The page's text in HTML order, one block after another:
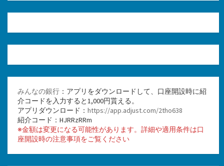
みんなの銀行 ：アプリをダウンロードして、口座開設時に紹
介コードを入力すると1,000円貰える。
アプリダウンロード： https://app.adjust.com/2tho638
紹介コード：HJRRzRRm
※金額は変更になる可能性があります。詳細や適用条件は口
座開設時の注意事項をご覧ください